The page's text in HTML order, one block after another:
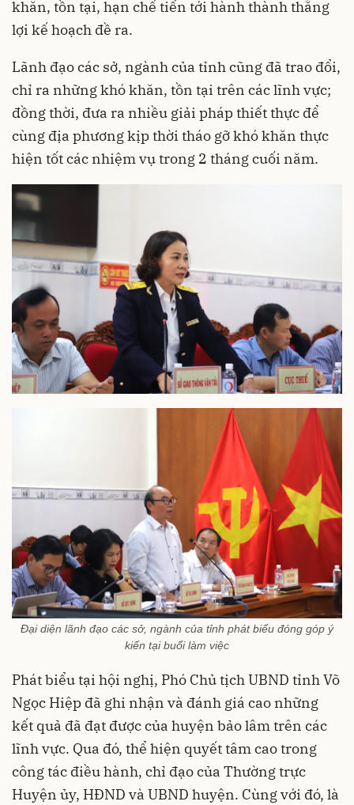
khăn, tồn tại, hạn chế tiến tới hành thành thắng
lợi kế hoạch đề ra.
Lãnh đạo các sở, ngành của tỉnh cũng đã trao đổi,
chỉ ra những khó khăn, tồn tại trên các lĩnh vực;
đồng thời, đưa ra nhiều giải pháp thiết thực để
cùng địa phương kịp thời tháo gỡ khó khăn thực
hiện tốt các nhiệm vụ trong 2 tháng cuối năm.
Đại diện lãnh đạo các sở, ngành của tỉnh phát biểu đóng góp ý
kiến tại buổi làm việc
Phát biểu tại hội nghị, Phó Chủ tịch UBND tỉnh Võ
Ngọc Hiệp đã ghi nhận và đánh giá cao những
kết quả đã đạt được của huyện bảo lâm trên các
lĩnh vực. Qua đó, thể hiện quyết tâm cao trong
công tác điều hành, chỉ đạo của Thường trực
Huyện ủy, HĐND và UBND huyện. Cùng với đó, là